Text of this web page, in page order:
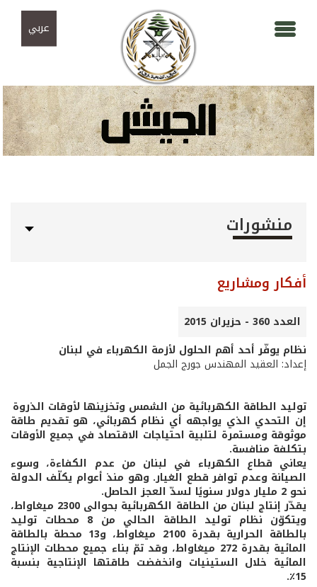
عربي
منشورات
أفكار ومشاريع
العدد 360 - حزيران 2015
نظام يوفّر أحد أهم الحلول لأزمة الكهرباء في لبنان
إعداد: العقيد المهندس جورج الجمل
توليد الطاقة الكهربائية من الشمس وتخزينها لأوقات الذروة
إن التحدي الذي يواجهه أي نظام كهربائي، هو تقديم طاقة
موثوقة ومستمرة لتلبية احتياجات الاقتصاد في جميع الأوقات
بتكلفة منافسة.
يعاني قطاع الكهرباء في لبنان من عدم الكفاءة، وسوء
الصيانة وعدم توافر قطع الغيار. وهو منذ أعوام يكلّف الدولة
نحو 2 مليار دولار سنويًا لسدّ العجز الحاصل.
يقدّر إنتاج لبنان من الطاقة الكهربائية بحوالى 2300 ميغاواط،
ويتكوّن نظام توليد الطاقة الحالي من 8 محطات توليد
بالطاقة الحرارية بقدرة 2100 ميغاواط، و13 محطة بالطاقة
المائية بقدرة 272 ميغاواط، وقد تمّ بناء جميع محطات الإنتاج
المائية خلال الستينيات وانخفضت طاقتها الإنتاجية بنسبة
15٪.